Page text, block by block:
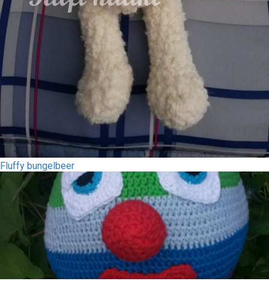
Fluffy bungelbeer